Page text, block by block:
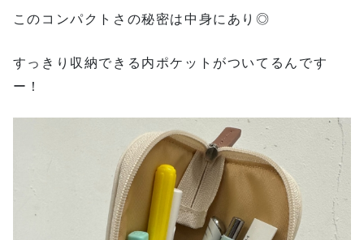
このコンパクトさの秘密は中身にあり◎
すっきり収納できる内ポケットがついてるんです
ー！